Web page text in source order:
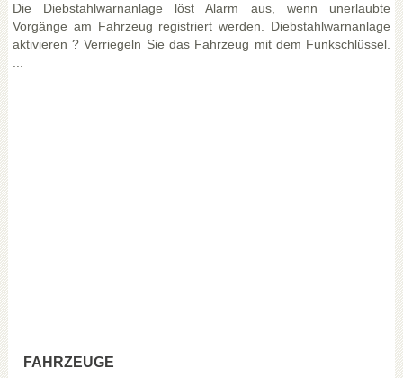
Die Diebstahlwarnanlage löst Alarm aus, wenn unerlaubte
Vorgänge am Fahrzeug registriert werden. Diebstahlwarnanlage
aktivieren ? Verriegeln Sie das Fahrzeug mit dem Funkschlüssel.
...
FAHRZEUGE